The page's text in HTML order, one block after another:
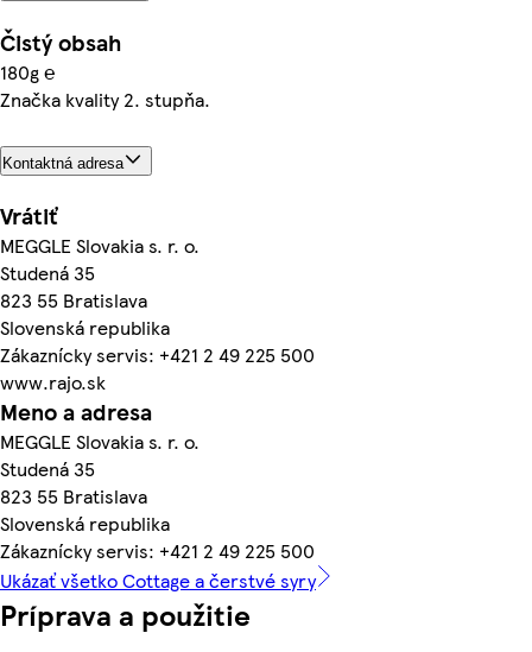
Čistý obsah
180g ℮
Značka kvality 2. stupňa.
Kontaktná adresa
Vrátiť
MEGGLE Slovakia s. r. o.
Studená 35
823 55 Bratislava
Slovenská republika
Zákaznícky servis: +421 2 49 225 500
www.rajo.sk
Meno a adresa
MEGGLE Slovakia s. r. o.
Studená 35
823 55 Bratislava
Slovenská republika
Zákaznícky servis: +421 2 49 225 500
Ukázať všetko Cottage a čerstvé syry
Príprava a použitie